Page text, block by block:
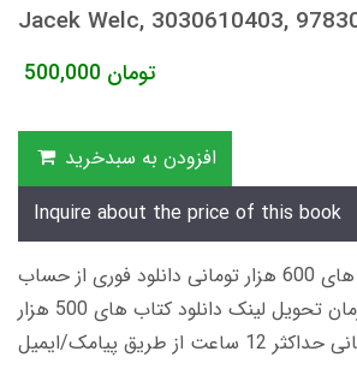
Jacek Welc, 3030610403,
500,000 تومان
افزودن به سبدخرید
Inquire about the price of this book
زمان تحویل کتاب های 600 هزار تومانی دانلود فوری از حساب
کاربری می باشد، و زمان تحویل لینک دانلود کتاب های 500 هزار
12 ساعت از طریق پیامک/ایمیل